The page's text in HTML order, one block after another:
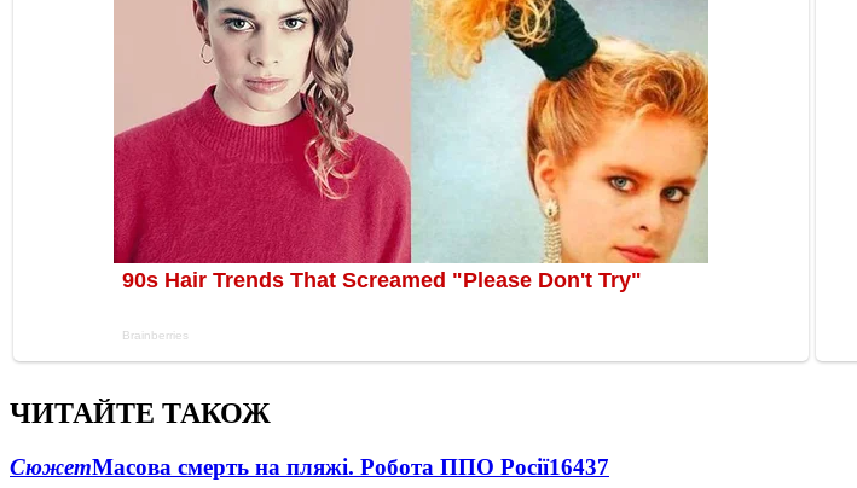
ЧИТАЙТЕ ТАКОЖ
СюжетМасова смерть на пляжі. Робота ППО Росії16437